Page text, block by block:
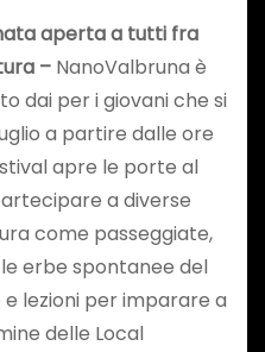
aperta a tutti fra
–NanoValbruna è
dai per i giovani che si
a partire dalle ore
apre le porte al
a diverse
come passeggiate,
erbe spontanee del
lezioni per imparare a
delle Local